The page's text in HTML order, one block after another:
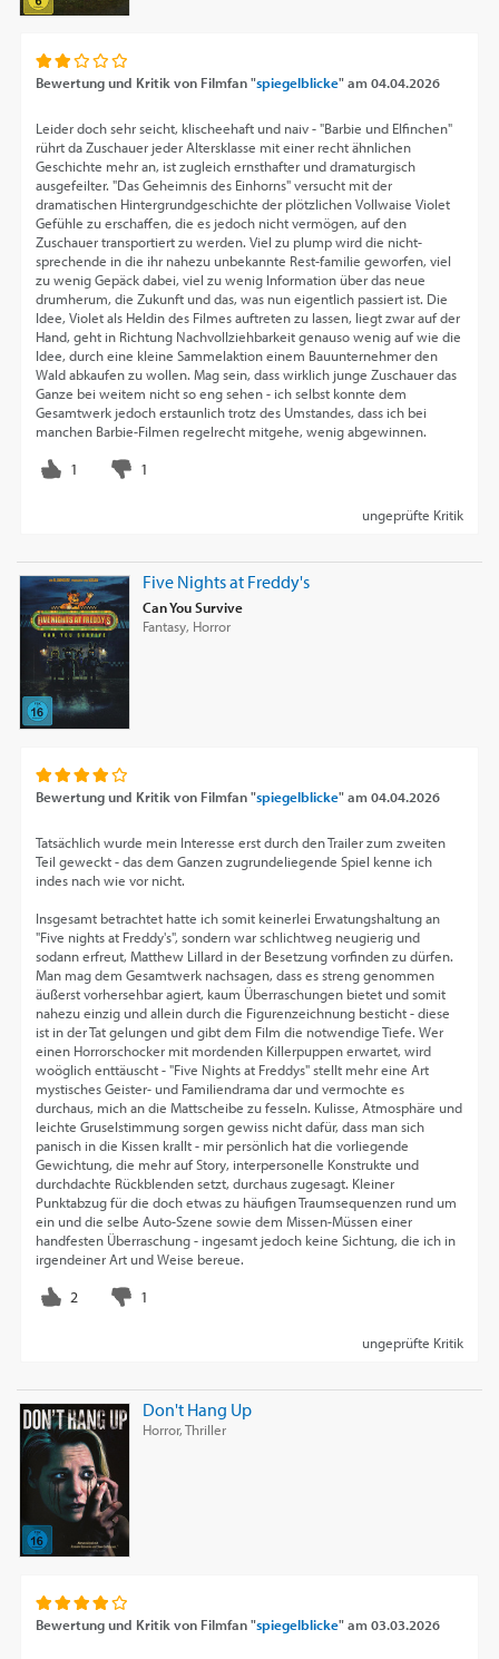
Bewertung und Kritik von Filmfan "spiegelblicke"am04.04.2026
Leider doch sehr seicht, klischeehaft und naiv - "Barbie und Elfinchen"
rührt da Zuschauer jeder Altersklasse mit einer recht ähnlichen
Geschichte mehr an, ist zugleich ernsthafter und dramaturgisch
ausgefeilter. "Das Geheimnis des Einhorns" versucht mit der
dramatischen Hintergrundgeschichte der plötzlichen Vollwaise Violet
Gefühle zu erschaffen, die es jedoch nicht vermögen, auf den
Zuschauer transportiert zu werden. Viel zu plump wird die nicht-
sprechende in die ihr nahezu unbekannte Rest-familie geworfen, viel
zu wenig Gepäck dabei, viel zu wenig Information über das neue
drumherum, die Zukunft und das, was nun eigentlich passiert ist. Die
Idee, Violet als Heldin des Filmes auftreten zu lassen, liegt zwar auf der
Hand, geht in Richtung Nachvollziehbarkeit genauso wenig auf wie die
Idee, durch eine kleine Sammelaktion einem Bauunternehmer den
Wald abkaufen zu wollen. Mag sein, dass wirklich junge Zuschauer das
Ganze bei weitem nicht so eng sehen - ich selbst konnte dem
Gesamtwerk jedoch erstaunlich trotz des Umstandes, dass ich bei
manchen Barbie-Filmen regelrecht mitgehe, wenig abgewinnen.
ungeprüfte Kritik
Five Nights at Freddy's
Can You Survive
Fantasy, Horror
Bewertung und Kritik von Filmfan "spiegelblicke"am04.04.2026
Tatsächlich wurde mein Interesse erst durch den Trailer zum zweiten
Teil geweckt - das dem Ganzen zugrundeliegende Spiel kenne ich
indes nach wie vor nicht.
Insgesamt betrachtet hatte ich somit keinerlei Erwatungshaltung an
"Five nights at Freddy's", sondern war schlichtweg neugierig und
sodann erfreut, Matthew Lillard in der Besetzung vorfinden zu dürfen.
Man mag dem Gesamtwerk nachsagen, dass es streng genommen
äußerst vorhersehbar agiert, kaum Überraschungen bietet und somit
nahezu einzig und allein durch die Figurenzeichnung besticht - diese
ist in der Tat gelungen und gibt dem Film die notwendige Tiefe. Wer
einen Horrorschocker mit mordenden Killerpuppen erwartet, wird
woöglich enttäuscht - "Five Nights at Freddys" stellt mehr eine Art
mystisches Geister- und Familiendrama dar und vermochte es
durchaus, mich an die Mattscheibe zu fesseln. Kulisse, Atmosphäre und
leichte Gruselstimmung sorgen gewiss nicht dafür, dass man sich
panisch in die Kissen krallt - mir persönlich hat die vorliegende
Gewichtung, die mehr auf Story, interpersonelle Konstrukte und
durchdachte Rückblenden setzt, durchaus zugesagt. Kleiner
Punktabzug für die doch etwas zu häufigen Traumsequenzen rund um
ein und die selbe Auto-Szene sowie dem Missen-Müssen einer
handfesten Überraschung - ingesamt jedoch keine Sichtung, die ich in
irgendeiner Art und Weise bereue.
ungeprüfte Kritik
Don't Hang Up
Horror, Thriller
Bewertung und Kritik von Filmfan "spiegelblicke"am03.03.2026